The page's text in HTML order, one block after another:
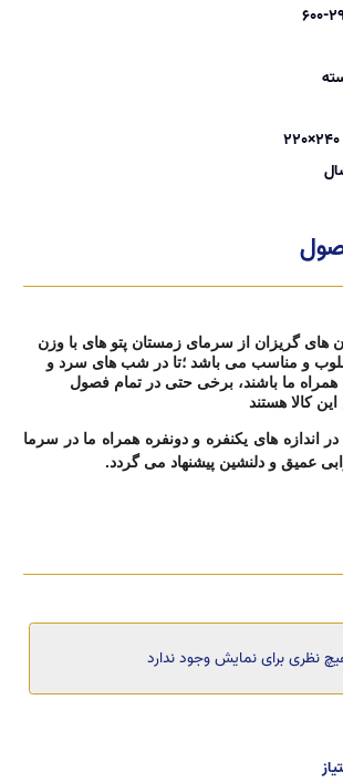
600-
240×220
های گریزان از سرمای زمستان پتو های با وزن
مطلوب و مناسب می باشد ؛تا در شب های سرد و
همراه ما باشند، برخی حتی در تمام فصول
کالا هستند
در اندازه های یکنفره و دونفره همراه ما در سرما
عمیق و دلنشین پیشنهاد می گردد.
نظری برای نمایش وجود ندارد